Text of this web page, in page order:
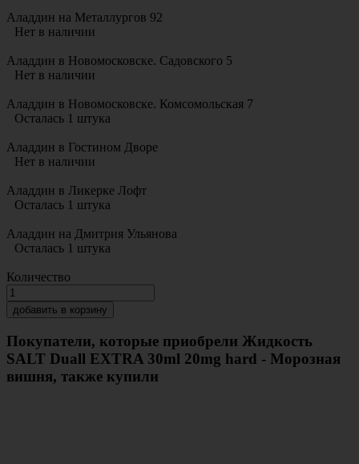
Аладдин на Металлургов 92
Нет в наличии
Аладдин в Новомосковске. Садовского 5
Нет в наличии
Аладдин в Новомосковске. Комсомольская 7
Осталась 1 штука
Аладдин в Гостином Дворе
Нет в наличии
Аладдин в Ликерке Лофт
Осталась 1 штука
Аладдин на Дмитрия Ульянова
Осталась 1 штука
Количество
добавить в корзину
Покупатели, которые приобрели Жидкость
SALT Duall EXTRA 30ml 20mg hard - Морозная
вишня, также купили